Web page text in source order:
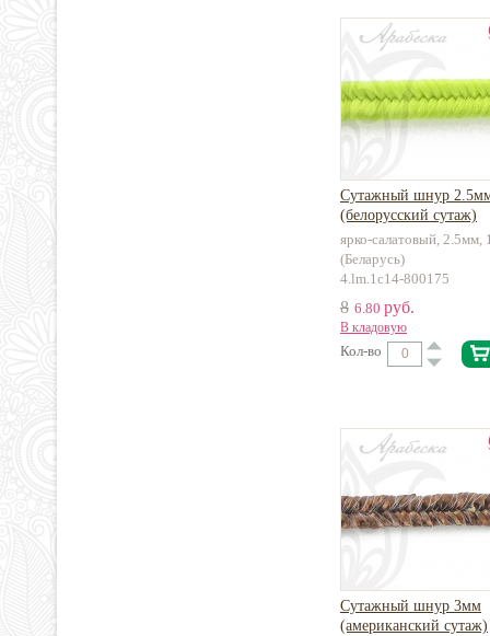
Сутажный шнур
(белорусский сутаж)
ярко-салатовый, 2.5мм,
(Беларусь)
4.lm.1c14-800175
8 6.80 руб.
В кладовую
Кол-во
Сутажный шнур 3мм
(американский сутаж)